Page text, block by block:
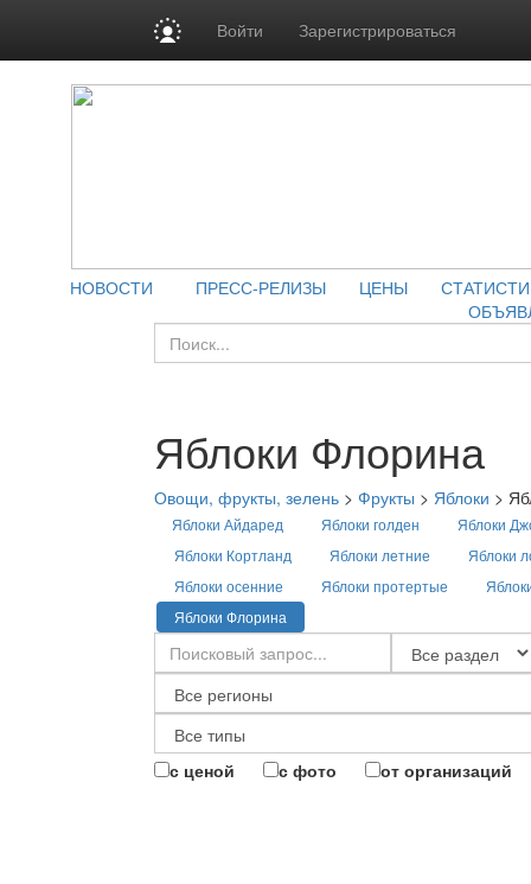
Войти Зарегистрироваться
НОВОСТИ ПРЕСС-РЕЛИЗЫ ЦЕНЫ
Яблоки Флорина
Овощи, фрукты, зелень > Фрукты > Яблоки >
Яблоки Айдаред Яблоки голден
Яблоки
Яблоки Кортланд
Яблоки летние
Яблоки
Яблоки осенние
Яблоки протертые
Яблоки Флорина
с ценой с фото от организаций